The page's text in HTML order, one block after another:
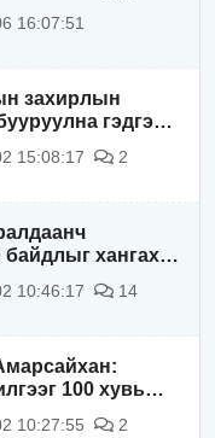
16:07:51
захирлын
гэдгээ
хэлье
15:08:17 2
хангах
байна
10:46:17 14
100 хувь
10:27:55 2